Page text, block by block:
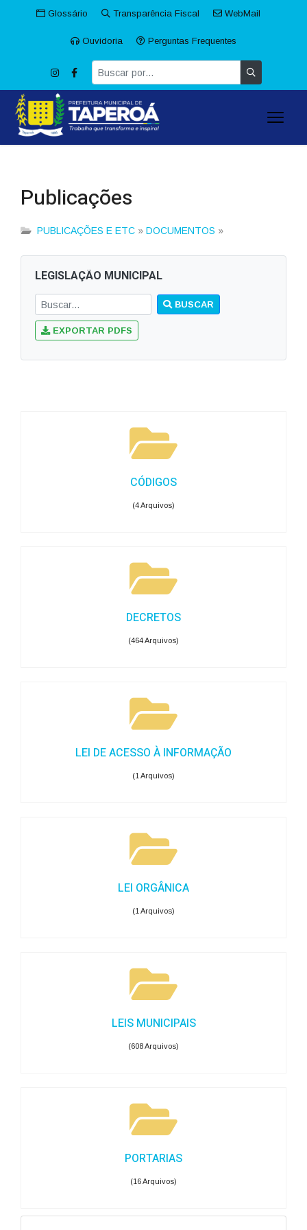
Glossário Transparência Fiscal WebMail
Ouvidoria Perguntas Frequentes
Publicações
PUBLICAÇÕES E ETC » DOCUMENTOS »
LEGISLAÇÃO MUNICIPAL
BUSCAR
EXPORTAR PDFS
CÓDIGOS
(4 Arquivos)
DECRETOS
(464 Arquivos)
LEI DE ACESSO À INFORMAÇÃO
(1 Arquivos)
LEI ORGÂNICA
(1 Arquivos)
LEIS MUNICIPAIS
(608 Arquivos)
PORTARIAS
(16 Arquivos)